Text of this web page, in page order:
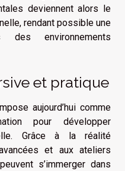
deviennent alors le
rendant possible une
environnements
et pratique
aujourd’hui comme
pour développer
Grâce à la réalité
et aux ateliers
s’immerger dans